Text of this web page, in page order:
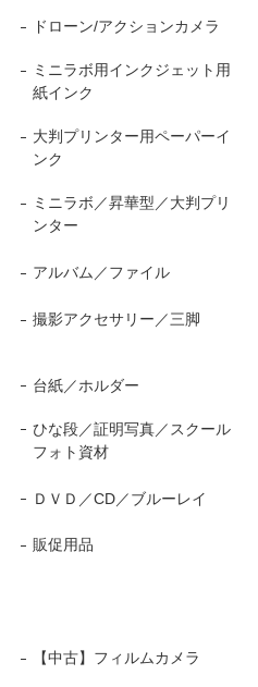
ドローン/アクションカメラ
ミニラボ用インクジェット用
紙インク
大判プリンター用ペーパーイ
ンク
ミニラボ／昇華型／大判プリ
ンター
アルバム／ファイル
撮影アクセサリー／三脚
台紙／ホルダー
ひな段／証明写真／スクール
フォト資材
ＤＶＤ／CD／ブルーレイ
販促用品
【中古】フィルムカメラ